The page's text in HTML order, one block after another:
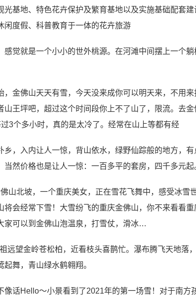
光基地、特色花卉保护及繁育基地以及实施基础配套
闲度假、科普教育于一体的花卉旅游
感觉就是一个小小的世外桃源。在河滩中间摆上一个
，金佛山天天有雪，今天没来成你可以明天来，不用
山王坪吧，超过这个时间段你上不了山了，限流。去
3个多小时，真的是太冷了。经常在山上等都有经
乡，入内让人一惊，背山依水，绿野仙踪般的地方，
当然价格也是让人一惊：一百多平的套房，四千多元起
山北坡，一个重庆美女，正在雪花飞舞中，感受冰雪
将会经常下雪！大雪纷飞的重庆金佛山，你不来看看
家可以到金佛山泡温泉，打雪仗，滑冰…
远望金岭苍松柏，近看枝头喜鹊忙。瀑布腾飞天地落
舞，青山绿水鹤翱翔。
话Hello～小景看到了2021年的第一场雪！对于南方